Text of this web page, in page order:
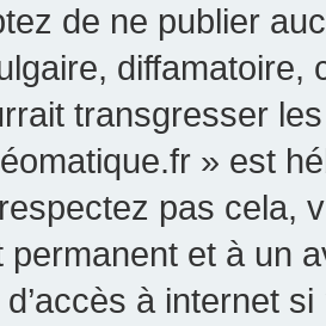
de ne publier
diffamatoire,
transgresser
» est
pas cela,
permanent et à un
à internet